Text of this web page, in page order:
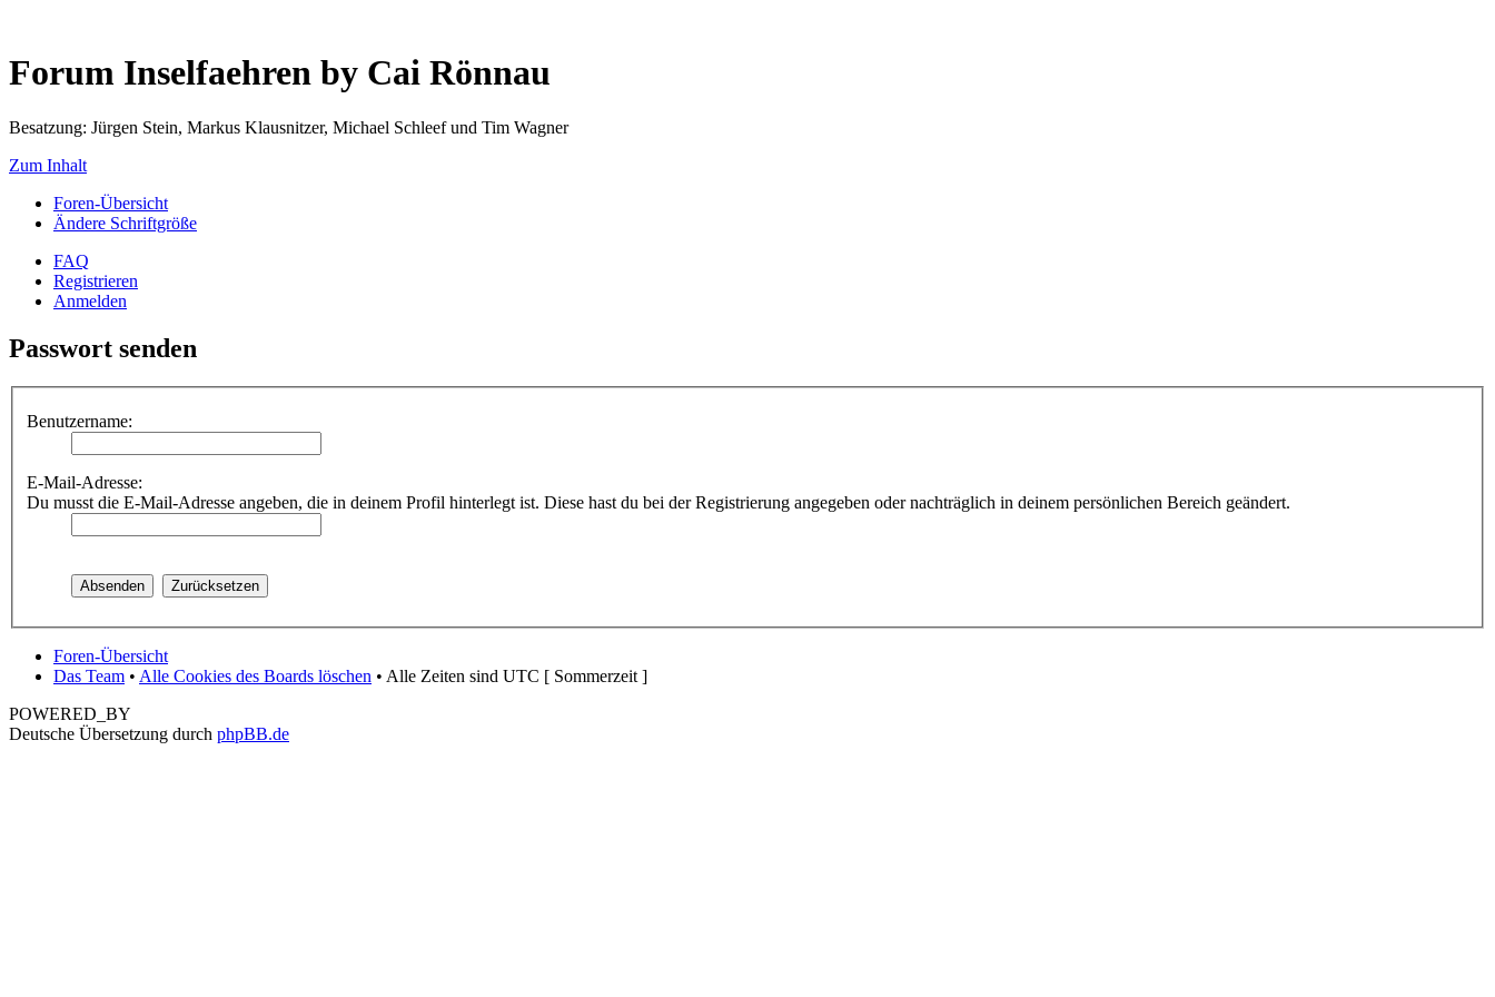
Forum Inselfaehren by Cai Rönnau
Besatzung: Jürgen Stein, Markus Klausnitzer, Michael Schleef und Tim Wagner
Zum Inhalt
Foren-Übersicht
Ändere Schriftgröße
FAQ
Registrieren
Anmelden
Passwort senden
Benutzername:
E-Mail-Adresse:
Du musst die E-Mail-Adresse angeben, die in deinem Profil hinterlegt ist. Diese hast du bei der Registrierung angegeben oder nachträglich in deinem persönlichen Bereich geändert.
Foren-Übersicht
Das Team • Alle Cookies des Boards löschen • Alle Zeiten sind UTC [ Sommerzeit ]
POWERED_BY
Deutsche Übersetzung durch phpBB.de